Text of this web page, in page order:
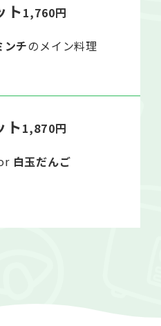
ト1,760円
ンチのメイン料理
ト1,870円
白玉だんご